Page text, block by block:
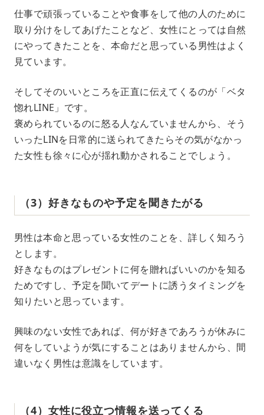
仕事で頑張っていることや食事をして他の人のために
取り分けをしてあげたことなど、女性にとっては自然
にやってきたことを、本命だと思っている男性はよく
見ています。
そしてそのいいところを正直に伝えてくるのが「ベタ
惚れLINE」です。
褒められているのに怒る人なんていませんから、そう
いったLINを日常的に送られてきたらその気がなかっ
た女性も徐々に心が揺れ動かされることでしょう。
（3）好きなものや予定を聞きたがる
男性は本命と思っている女性のことを、詳しく知ろう
とします。
好きなものはプレゼントに何を贈ればいいのかを知る
ためですし、予定を聞いてデートに誘うタイミングを
知りたいと思っています。
興味のない女性であれば、何が好きであろうが休みに
何をしていようが気にすることはありませんから、間
違いなく男性は意識をしています。
（4）女性に役立つ情報を送ってくる